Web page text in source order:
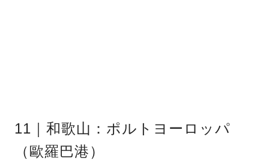
11｜和歌山：ポルトヨーロッパ
（歐羅巴港）